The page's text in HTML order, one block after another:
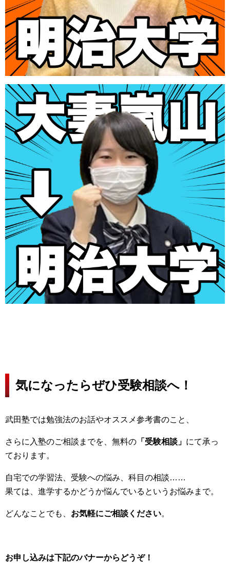
気になったらぜひ受験相談へ！
武田塾では勉強法のお話やオススメ参考書のこと、
さらに入塾のご相談までを、無料の 「受験相談」 にて承っ
ております。
自宅での学習法、受験への悩み、科目の相談……
果ては、進学するかどうか悩んでいるというお悩みまで。
どんなことでも、 お気軽にご相談ください。
お申し込みは下記のバナーからどうぞ！